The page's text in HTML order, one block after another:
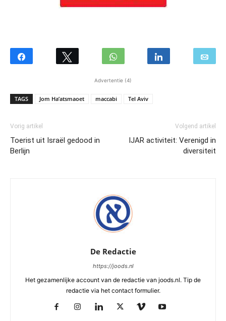
Advertentie (4)
TAGS Jom Ha’atsmaoet maccabi Tel Aviv
Vorig artikel
Toerist uit Israël gedood in
Berlijn
Volgend artikel
IJAR activiteit: Verenigd in
diversiteit
De Redactie
https://joods.nl
Het gezamenlijke account van de redactie van joods.nl. Tip de
redactie via het contact formulier.